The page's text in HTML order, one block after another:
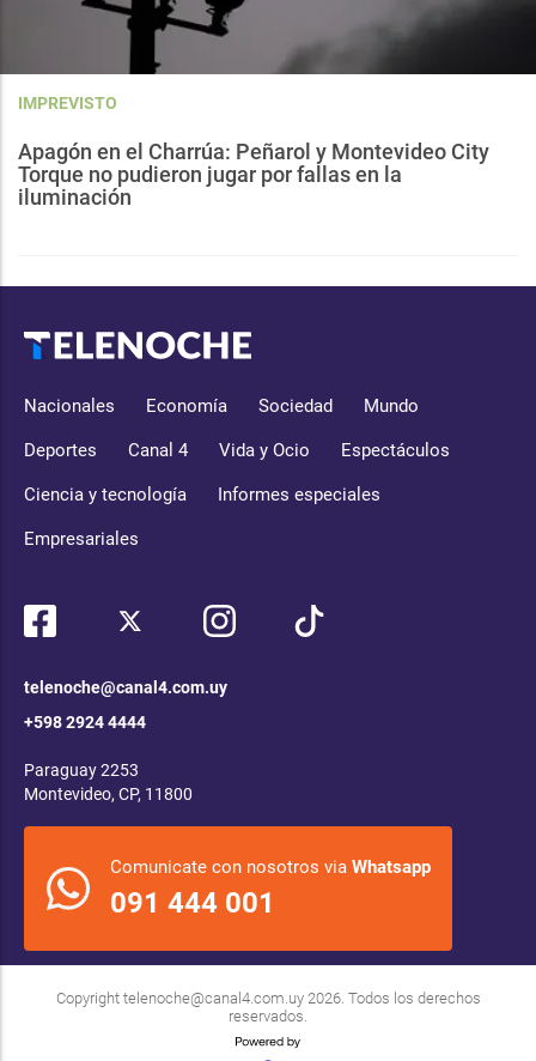
IMPREVISTO
Apagón en el Charrúa: Peñarol y Montevideo City
Torque no pudieron jugar por fallas en la
iluminación
Nacionales Economía Sociedad Mundo
Deportes Canal 4 Vida y Ocio Espectáculos
Ciencia y tecnología Informes especiales
Empresariales
telenoche@canal4.com.uy
+598 2924 4444
Paraguay 2253
Montevideo, CP, 11800
Comunicate con nosotros via Whatsapp
091 444 001
Copyright telenoche@canal4.com.uy2026. Todos los derechos
reservados.